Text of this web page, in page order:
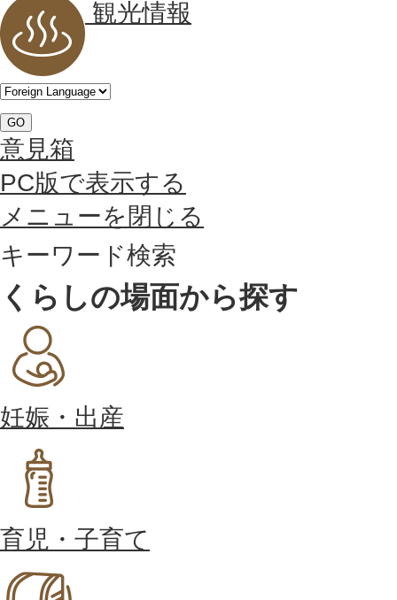
観光情報
GO
意見箱
PC版で表示する
メニューを閉じる
キーワード検索
くらしの場面から探す
妊娠・出産
育児・子育て